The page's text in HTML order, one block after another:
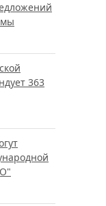
363